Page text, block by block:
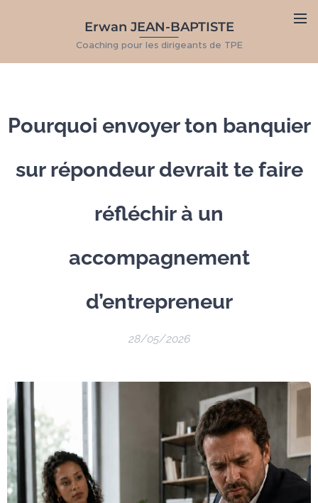
Erwan JEAN-BAPTISTE
Coaching pour les dirigeants de TPE
Pourquoi envoyer ton banquier
sur répondeur devrait te faire
réfléchir à un
accompagnement
d’entrepreneur
28/05/2026